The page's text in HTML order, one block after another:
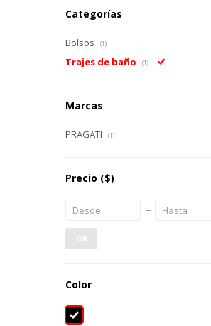
Categorías
Bolsos (1)
Trajes de baño (1)
Marcas
PRAGATI (1)
Precio ($)
OK
Color